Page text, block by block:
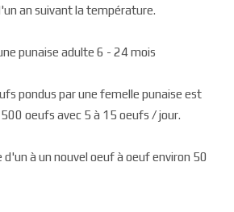
an suivant la température.
punaise adulte 6 -­ 24 mois
pondus par une femelle punaise est
oeufs avec 5 à 15 oeufs / jour.
d'un à un nouvel oeuf à oeuf environ 50